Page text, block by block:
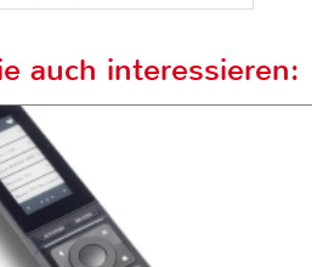
auch interessieren: